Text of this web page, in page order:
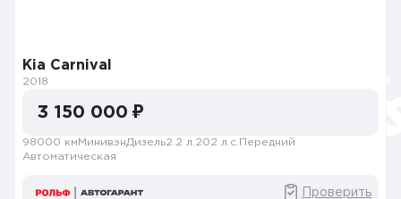
Kia Carnival
2018
3 150 000 ₽
98000 км МинивэнДизель2.2 л. 202 л.с. Передний
Автоматическая
Проверить